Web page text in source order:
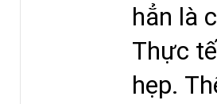
hẳn là
Thực
hẹp.